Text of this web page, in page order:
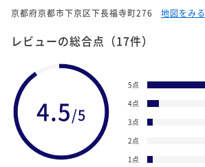
京都府京都市下京区下長福寺町276 地図をみる
レビューの総合点 （17件）
4.5/5
5点
4点
3点
2点
1点